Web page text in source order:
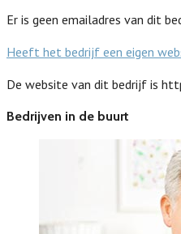
Er is geen emailadres van dit
Heeft het bedrijf een eigen
De website van dit bedrijf is
Bedrijven in de buurt